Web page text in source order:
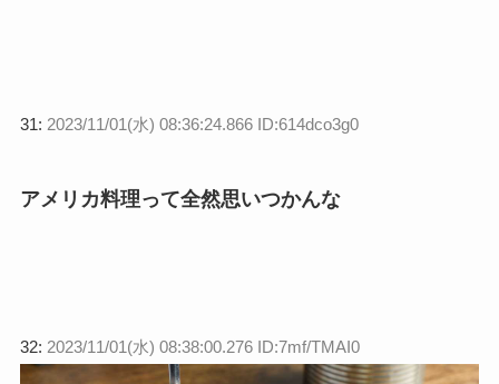
31: 2023/11/01(水) 08:36:24.866 ID:614dco3g0
アメリカ料理って全然思いつかんな
32: 2023/11/01(水) 08:38:00.276 ID:7mf/TMAI0